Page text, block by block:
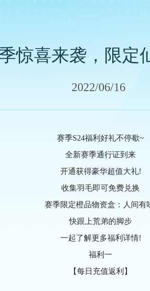
惊喜来袭，限定
2022/06/16
赛季S24福利好礼不停歇~
全新赛季通行证到来
开通获得豪华超值大礼!
收集羽毛即可免费兑换
赛季限定橙品物资盒：人间有
快跟上荒弟的脚步
一起了解更多福利详情!
福利一
【每日充值返利】